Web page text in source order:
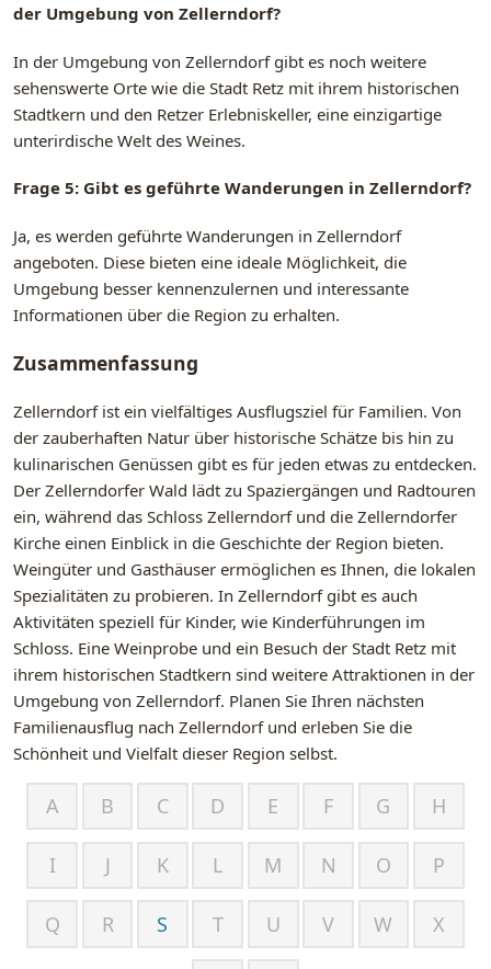
der Umgebung von Zellerndorf?
In der Umgebung von Zellerndorf gibt es noch weitere
sehenswerte Orte wie die Stadt Retz mit ihrem historischen
Stadtkern und den Retzer Erlebniskeller, eine einzigartige
unterirdische Welt des Weines.
Frage 5: Gibt es geführte Wanderungen in Zellerndorf?
Ja, es werden geführte Wanderungen in Zellerndorf
angeboten. Diese bieten eine ideale Möglichkeit, die
Umgebung besser kennenzulernen und interessante
Informationen über die Region zu erhalten.
Zusammenfassung
Zellerndorf ist ein vielfältiges Ausflugsziel für Familien. Von
der zauberhaften Natur über historische Schätze bis hin zu
kulinarischen Genüssen gibt es für jeden etwas zu entdecken.
Der Zellerndorfer Wald lädt zu Spaziergängen und Radtouren
ein, während das Schloss Zellerndorf und die Zellerndorfer
Kirche einen Einblick in die Geschichte der Region bieten.
Weingüter und Gasthäuser ermöglichen es Ihnen, die lokalen
Spezialitäten zu probieren. In Zellerndorf gibt es auch
Aktivitäten speziell für Kinder, wie Kinderführungen im
Schloss. Eine Weinprobe und ein Besuch der Stadt Retz mit
ihrem historischen Stadtkern sind weitere Attraktionen in der
Umgebung von Zellerndorf. Planen Sie Ihren nächsten
Familienausflug nach Zellerndorf und erleben Sie die
Schönheit und Vielfalt dieser Region selbst.
A B C D E F G H
I J K L M N O P
Q R S T U V W X